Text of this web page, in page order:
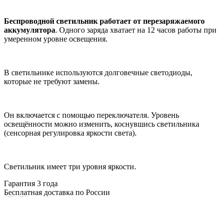
Беспроводной светильник работает от перезаряжаемого
аккумулятора. Одного заряда хватает на 12 часов работы при
умеренном уровне освещения.
В светильнике используются долговечные светодиоды,
которые не требуют замены.
Он включается с помощью переключателя. Уровень
освещённости можно изменить, коснувшись светильника
(сенсорная регулировка яркости света).
Светильник имеет три уровня яркости.
Гарантия 3 года
Бесплатная доставка по России